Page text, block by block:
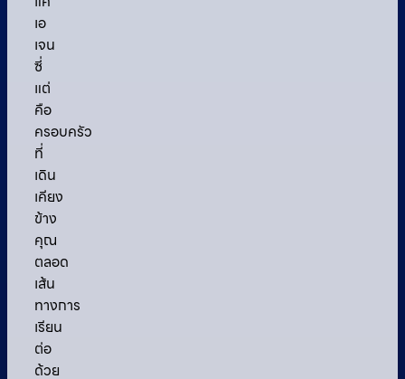
เอ
เจน
ซี่
แต่
คือ
ครอบครัว
ที่
เดิน
เคียง
ข้าง
คุณ
ตลอด
เส้น
ทางการ
เรียน
ต่อ
ด้วย